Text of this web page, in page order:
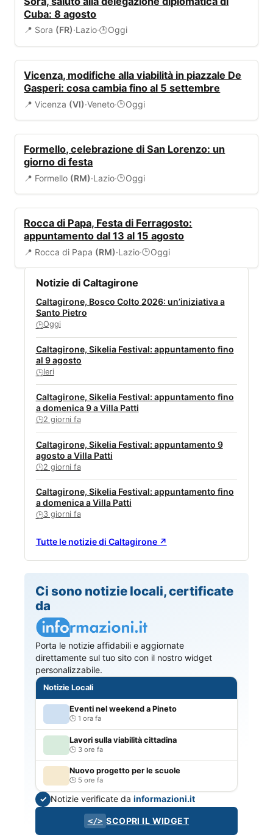
Cuba: 8 agosto
📍 Sora (FR)·Lazio·🕒Oggi
Vicenza, modifiche alla viabilità in piazzale De
Gasperi: cosa cambia fino al 5 settembre
📍 Vicenza (VI)·Veneto·🕒Oggi
Formello, celebrazione di San Lorenzo: un
giorno di festa
📍 Formello (RM)·Lazio·🕒Oggi
Rocca di Papa, Festa di Ferragosto:
appuntamento dal 13 al 15 agosto
📍 Rocca di Papa (RM)·Lazio·🕒Oggi
Notizie di Caltagirone
Caltagirone, Bosco Colto 2026: un’iniziativa a
Santo Pietro
🕒Oggi
Caltagirone, Sikelia Festival: appuntamento fino
al 9 agosto
🕒Ieri
Caltagirone, Sikelia Festival: appuntamento fino
a domenica 9 a Villa Patti
🕒2 giorni fa
Caltagirone, Sikelia Festival: appuntamento 9
agosto a Villa Patti
🕒2 giorni fa
Caltagirone, Sikelia Festival: appuntamento fino
a domenica a Villa Patti
🕒3 giorni fa
Tutte le notizie di Caltagirone ↗
Ci sono notizie locali, certificate
da
Porta le notizie affidabili e aggiornate
direttamente sul tuo sito con il nostro widget
personalizzabile.
Notizie Locali
Eventi nel weekend a Pineto
1 ora fa
Lavori sulla viabilità cittadina
3 ore fa
Nuovo progetto per le scuole
5 ore fa
✓ Notizie verificate dainformazioni.it
</> SCOPRI IL WIDGET